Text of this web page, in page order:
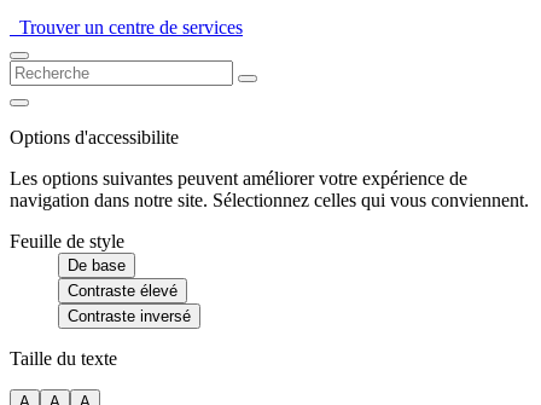
Trouver un centre de services
Options d'accessibilite
Les options suivantes peuvent améliorer votre expérience de
navigation dans notre site. Sélectionnez celles qui vous conviennent.
Feuille de style
De base
Contraste élevé
Contraste inversé
Taille du texte